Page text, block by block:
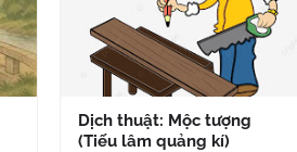
Dịch thuật: Mộc tượng
(Tiếu lâm quảng kí)